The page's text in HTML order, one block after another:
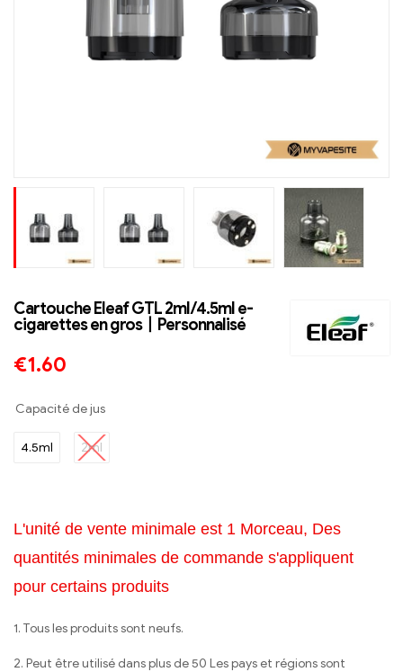
Cartouche Eleaf GTL 2ml/4.5ml e-
cigarettes en gros丨Personnalisé
€1.60
Capacité de jus
4.5ml 2ml
L'unité de vente minimale est 1 Morceau, Des
quantités minimales de commande s'appliquent
pour certains produits
1. Tous les produits sont neufs.
2. Peut être utilisé dans plus de 50 Les pays et régions sont